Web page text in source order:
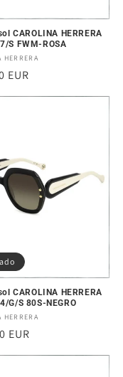
CAROLINA HERRERA
S FWM-ROSA
HERRERA
EUR
CAROLINA HERRERA
G/S 80S-NEGRO
HERRERA
EUR